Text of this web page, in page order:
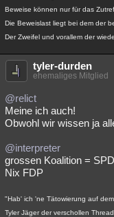
Lesenswert
Beweise können nur für das
Die Beweislast liegt bei dem der
Der Zweifel und vorallem der
tyler-durden
ehemaliges Mitglied
@relict
Meine ich auch!
Obwohl wir wissen ja
@interpreter
grossen Koalition =
Nix FDP
"Hab' ich 'ne Tätowierung auf
Tyler Jäger der verschollen